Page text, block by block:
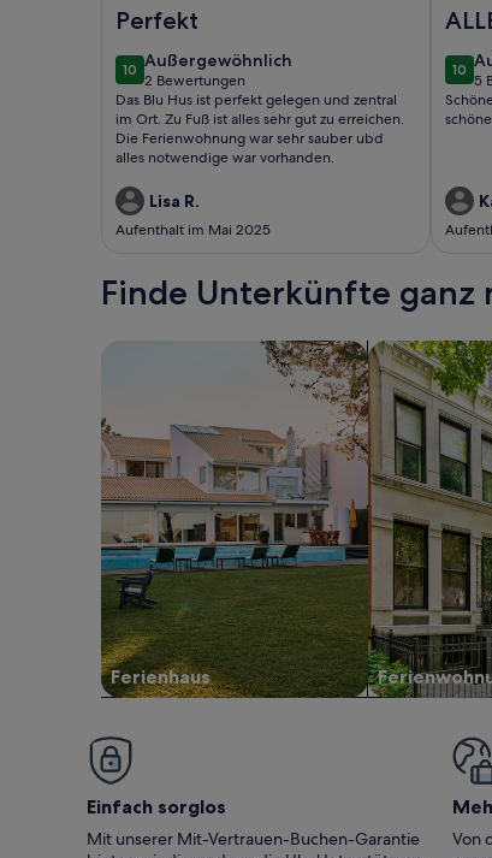
Perfekt
1010 von 10
Außergewöhnlich
außergewöhnlich
2 Bewertungen
(2
bewertungen)
Das Blu Hus ist perfekt gelegen und zentral
im Ort. Zu Fuß ist alles sehr gut zu erreichen.
Die Ferienwohnung war sehr sauber ubd
alles notwendige war vorhanden.
Lisa R.
Aufenthalt im Mai 2025
10105
(5
Finde Unterkünfte ganz
Ferienhaus
Suche nach Ferienhäusern Suche nach
Einfach sorglos
Mit unserer Mit-Vertrauen-Buchen-Garantie
Von